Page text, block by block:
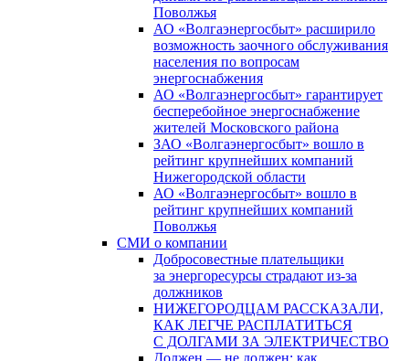
Поволжья
АО «Волгаэнергосбыт» расширило
возможность заочного обслуживания
населения по вопросам
энергоснабжения
АО «Волгаэнергосбыт» гарантирует
бесперебойное энергоснабжение
жителей Московского района
ЗАО «Волгаэнергосбыт» вошло в
рейтинг крупнейших компаний
Нижегородской области
АО «Волгаэнергосбыт» вошло в
рейтинг крупнейших компаний
Поволжья
СМИ о компании
Добросовестные плательщики
за энергоресурсы страдают из-за
должников
НИЖЕГОРОДЦАМ РАССКАЗАЛИ,
КАК ЛЕГЧЕ РАСПЛАТИТЬСЯ
С ДОЛГАМИ ЗА ЭЛЕКТРИЧЕСТВО